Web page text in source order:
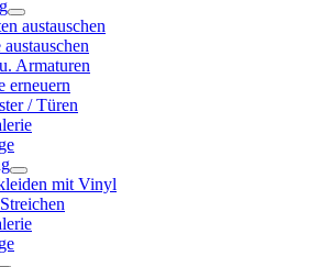
austauschen
Armaturen
erneuern
/ Türen
mit Vinyl